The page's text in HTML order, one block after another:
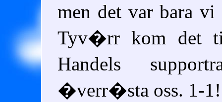
men det var bara
Tyv�rr kom det
Handels
�verr�sta oss. 1-1!